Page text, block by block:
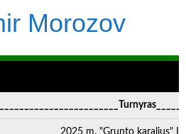
Morozov
2025 m. "Grunto karalius" I